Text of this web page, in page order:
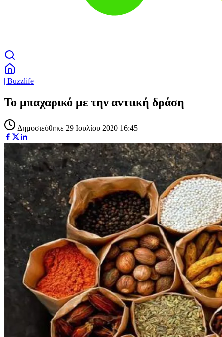
| Buzzlife
Το μπαχαρικό με την αντιική δράση
Δημοσιεύθηκε 29 Ιουλίου 2020 16:45